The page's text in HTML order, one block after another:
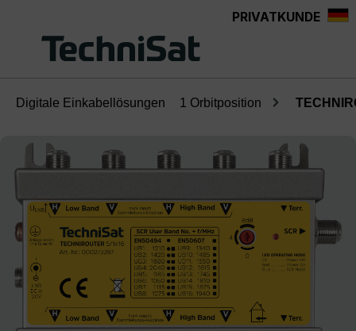
PRIVATKUNDE
Digitale Einkabellösungen 1 Orbitposition
Bildergalerie überspringen